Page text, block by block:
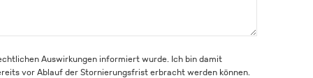
Auswirkungen informiert wurde. Ich bin damit
vor Ablauf der Stornierungsfrist erbracht werden können.